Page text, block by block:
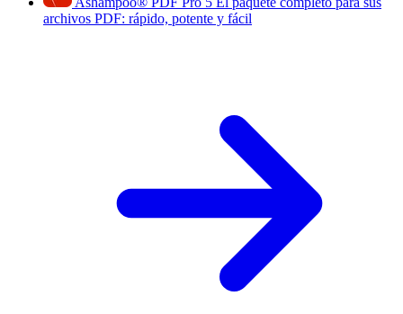
archivos PDF: rápido, potente y fácil